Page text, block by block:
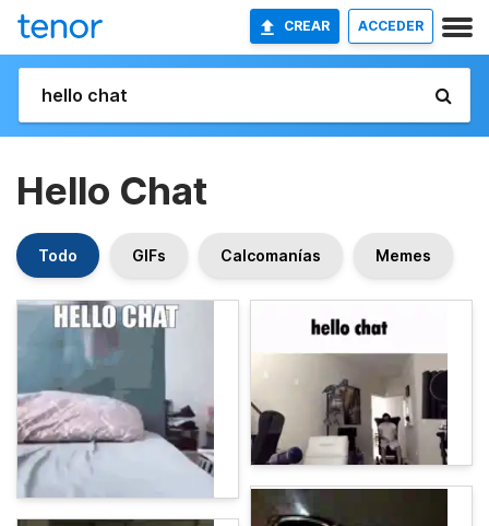
CREAR ACCEDER
Hello Chat
Todo GIFs Calcomanías Memes